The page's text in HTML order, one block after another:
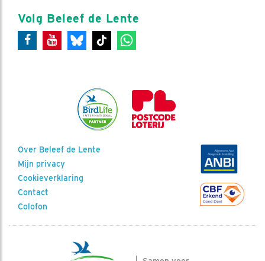
Volg Beleef de Lente
Over Beleef de Lente
Mijn privacy
Cookieverklaring
Contact
Colofon